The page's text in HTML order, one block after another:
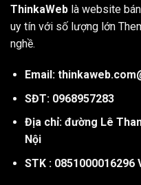
ThinkaWeb là website
uy tín với số lượng lớn
nghề.
Email:
SĐT: 0968957283
Địa chỉ: đường Lê
Nội
STK :